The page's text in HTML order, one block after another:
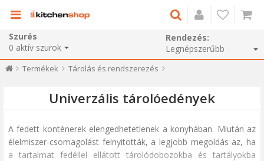
Szurés
0 aktív szurok
Rendezés:
Termékek Tárolás és rendszerezés
Univerzális tárolóedények
A fedett konténerek elengedhetetlenek a konyhában. Miután az
élelmiszer-csomagolást felnyitották, a legjobb megoldás az, ha
a tartalmat fedéllel ellátott tárolódobozokba és tartályokba